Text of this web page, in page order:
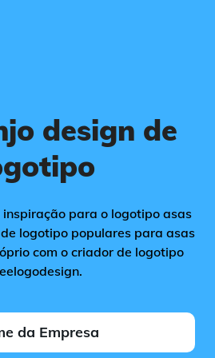
design de
para o logotipo asas
logotipo populares para asas
com o criador de logotipo